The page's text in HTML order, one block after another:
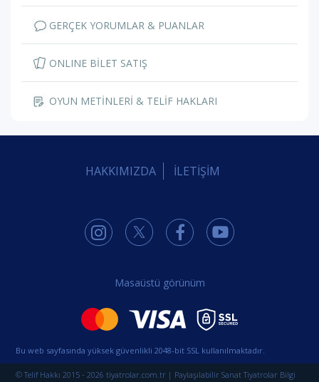
GERÇEK YORUMLAR & PUANLAR
ONLINE BİLET SATIŞ
OYUN METİNLERİ & TELİF HAKLARI
HAKKIMIZDA İLETİŞİM
Masaüstü görünüm
Bu web sayfasında yüksek güvenlikli 2048-bit SSL kullanılmaktadır.
© Telif Hakkı 2015 - 2026 tiyatrolar.com.tr | Paylaşılabilir Sanat Tiyatrolar Bilgi